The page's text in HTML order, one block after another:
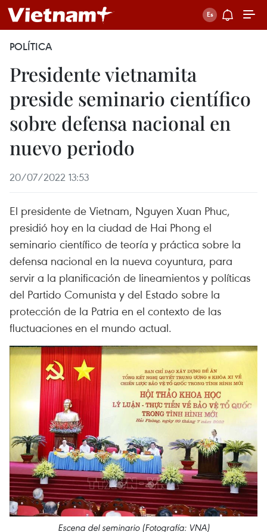
POLÍTICA
Presidente vietnamita
preside seminario científico
sobre defensa nacional en
nuevo periodo
20/07/2022 13:53
El presidente de Vietnam, Nguyen Xuan Phuc,
presidió hoy en la ciudad de Hai Phong el
seminario científico de teoría y práctica sobre la
defensa nacional en la nueva coyuntura, para
servir a la planificación de lineamientos y políticas
del Partido Comunista y del Estado sobre la
protección de la Patria en el contexto de las
fluctuaciones en el mundo actual.
Escena del seminario (Fotografía: VNA)